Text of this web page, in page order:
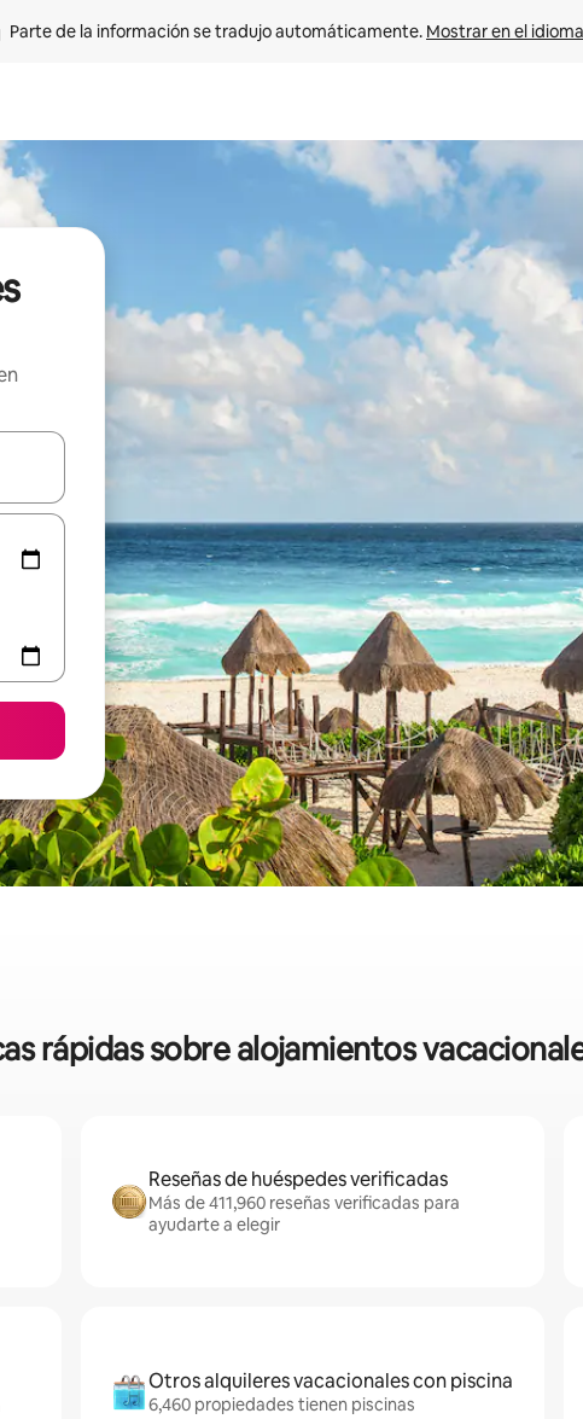
Parte de la información se tradujo automáticamente. Mostrar en el
con las teclas de flecha hacia arriba y hacia abajo o explora con el
rápidas sobre alojamientos
Reseñas de huéspedes verificadas
Más de 411,960 reseñas verificadas para
ayudarte a elegir
Otros alquileres vacacionales con piscina
6,460 propiedades tienen piscinas